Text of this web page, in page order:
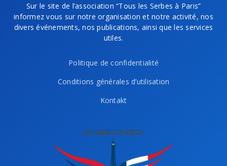
Sur le site de l’association “Tous les Serbes à Paris”
informez vous sur notre organisation et notre activité, nos
divers événements, nos publications, ainsi que les services
utiles.
Politique de confidentialité
Conditions générales d’utilisation
Kontakt